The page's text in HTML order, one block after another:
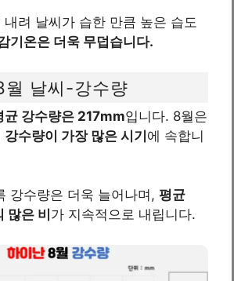
내려 날씨가 습한 만큼 높은 습도
기온은 더욱 무덥습니다.
월 날씨-강수량
균 강수량은 217mm입니다. 8월은
강수량이 가장 많은 시기에 속합니
강수량은 더욱 늘어나며, 평균
은 비 가 지속적으로 내립니다.